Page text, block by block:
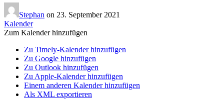
Stephan on 23. September 2021
Kalender
Zum Kalender hinzufügen
Zu Timely-Kalender hinzufügen
Zu Google hinzufügen
Zu Outlook hinzufügen
Zu Apple-Kalender hinzufügen
Einem anderen Kalender hinzufügen
Als XML exportieren